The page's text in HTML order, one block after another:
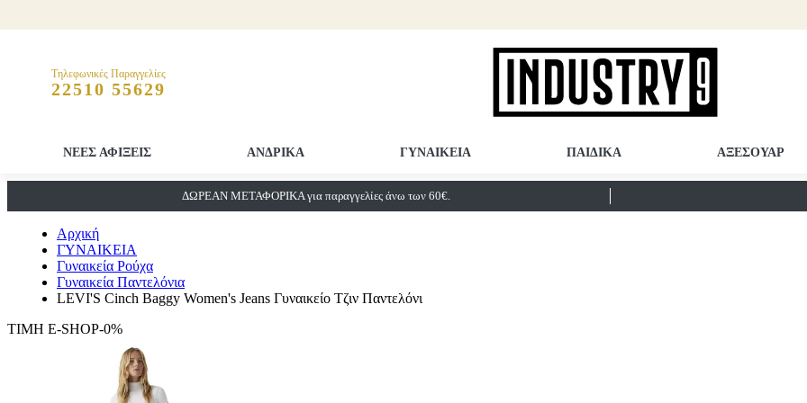
Τηλεφωνικές Παραγγελίες
22510 55629
ΝΕΕΣ ΑΦΙΞΕΙΣ ΑΝΔΡΙΚΑ ΓΥΝΑΙΚΕΙΑ ΠΑΙΔΙΚΑ ΑΞΕΣΟΥΑΡ
ΔΩΡΕΑΝ ΜΕΤΑΦΟΡΙΚΑ για παραγγελίες άνω των 60€.
Αρχική
ΓΥΝΑΙΚΕΙΑ
Γυναικεία Ρούχα
Γυναικεία Παντελόνια
LEVI'S Cinch Baggy Women's Jeans Γυναικείο Τζιν Παντελόνι
ΤΙΜΗ E-SHOP-0%